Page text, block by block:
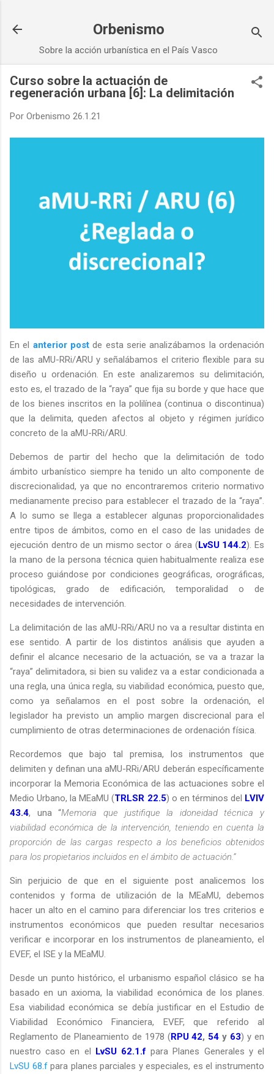
Orbenismo
Sobre la acción urbanística en el País Vasco
Curso sobre la actuación de
regeneración urbana [6]: La delimitación
Por Orbenismo 26.1.21
En el anterior post de esta serie analizábamos la ordenación
de las aMU-RRi/ARU y señalábamos el criterio flexible para su
diseño u ordenación. En este analizaremos su delimitación,
esto es, el trazado de la “raya” que fija su borde y que hace que
de los bienes inscritos en la polilínea (continua o discontinua)
que la delimita, queden afectos al objeto y régimen jurídico
concreto de la aMU-RRi/ARU.
Debemos de partir del hecho que la delimitación de todo
ámbito urbanístico siempre ha tenido un alto componente de
discrecionalidad, ya que no encontraremos criterio normativo
medianamente preciso para establecer el trazado de la “raya”.
A lo sumo se llega a establecer algunas proporcionalidades
entre tipos de ámbitos, como en el caso de las unidades de
ejecución dentro de un mismo sector o área (LvSU 144.2). Es
la mano de la persona técnica quien habitualmente realiza ese
proceso guiándose por condiciones geográficas, orográficas,
tipológicas, grado de edificación, temporalidad o de
necesidades de intervención.
La delimitación de las aMU-RRi/ARU no va a resultar distinta en
ese sentido. A partir de los distintos análisis que ayuden a
definir el alcance necesario de la actuación, se va a trazar la
“raya” delimitadora, si bien su validez va a estar condicionada a
una regla, una única regla, su viabilidad económica, puesto que,
como ya señalamos en el post sobre la ordenación, el
legislador ha previsto un amplio margen discrecional para el
cumplimiento de otras determinaciones de ordenación física.
Recordemos que bajo tal premisa, los instrumentos que
delimiten y definan una aMU-RRi/ARU deberán específicamente
incorporar la Memoria Económica de las actuaciones sobre el
Medio Urbano, la MEaMU (TRLSR 22.5) o en términos del LVIV
43.4, una “Memoria que justifique la idoneidad técnica y
viabilidad económica de la intervención, teniendo en cuenta la
proporción de las cargas respecto a los beneficios obtenidos
para los propietarios incluidos en el ámbito de actuación.”
Sin perjuicio de que en el siguiente post analicemos los
contenidos y forma de utilización de la MEaMU, debemos
hacer un alto en el camino para diferenciar los tres criterios e
instrumentos económicos que pueden resultar necesarios
verificar e incorporar en los instrumentos de planeamiento, el
EVEF, el ISE y la MEaMU.
Desde un punto histórico, el urbanismo español clásico se ha
basado en un axioma, la viabilidad económica de los planes.
Esa viabilidad económica se debía justificar en el Estudio de
Viabilidad Económico Financiera, EVEF, que referido al
Reglamento de Planeamiento de 1978 (RPU 42, 54 y 63) y en
nuestro caso en el LvSU 62.1.f para Planes Generales y el
LvSU 68.fpara planes parciales y especiales, es el instrumento